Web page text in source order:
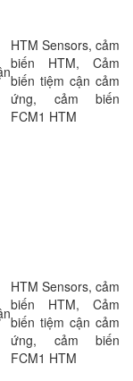
HTM Sensors, cảm
biến HTM, Cảm
biến tiệm cận cảm
ứng, cảm biến
FCM1 HTM
HTM Sensors, cảm
biến HTM, Cảm
biến tiệm cận cảm
ứng, cảm biến
FCM1 HTM